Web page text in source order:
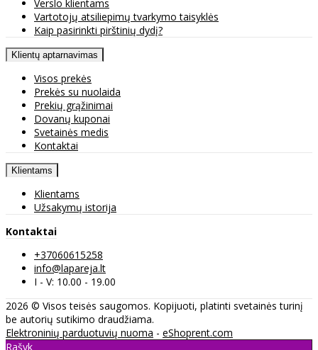
Verslo klientams
Vartotojų atsiliepimų tvarkymo taisyklės
Kaip pasirinkti pirštinių dydį?
Klientų aptarnavimas
Visos prekės
Prekės su nuolaida
Prekių grąžinimai
Dovanų kuponai
Svetainės medis
Kontaktai
Klientams
Klientams
Užsakymų istorija
Kontaktai
+37060615258
info@lapareja.lt
I - V: 10.00 - 19.00
2026 © Visos teisės saugomos. Kopijuoti, platinti svetainės turinį
be autorių sutikimo draudžiama.
Elektroninių parduotuvių nuoma - eShoprent.com
Rašyk